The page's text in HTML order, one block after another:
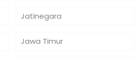
Jatinegara
Jawa Timur